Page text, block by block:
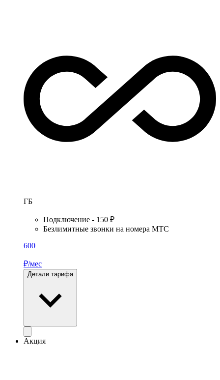
ГБ
Подключение - 150 ₽
Безлимитные звонки на номера МТС
600
₽/мес
Детали тарифа
Акция